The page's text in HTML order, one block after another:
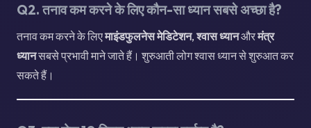
Q2. तनाव कम करने के लिए कौन-सा ध्यान सबसे अच्छा है?
तनाव कम करने के लिएमाइंडफुलनेस मेडिटेशन,श्वास ध्यानऔरमंत्र
ध्यानसबसे प्रभावी माने जाते हैं। शुरुआती लोग श्वास ध्यान से शुरुआत कर
सकते हैं।